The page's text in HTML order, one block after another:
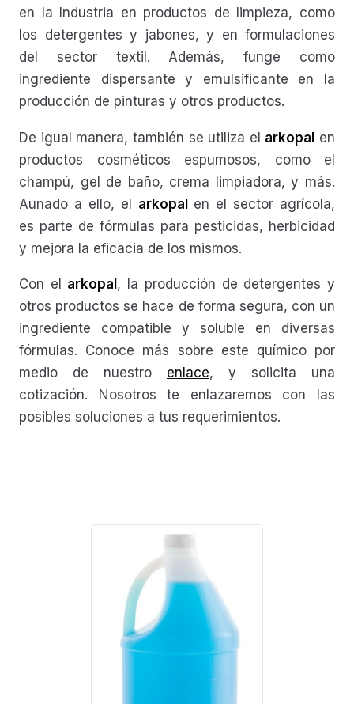
en la Industria en productos de limpieza, como
los detergentes y jabones, y en formulaciones
del sector textil. Además, funge como
ingrediente dispersante y emulsificante en la
producción de pinturas y otros productos.
De igual manera, también se utiliza el arkopal en
productos cosméticos espumosos, como el
champú, gel de baño, crema limpiadora, y más.
Aunado a ello, el arkopalen el sector agrícola,
es parte de fórmulas para pesticidas, herbicidad
y mejora la eficacia de los mismos.
Con el arkopal , la producción de detergentes y
otros productos se hace de forma segura, con un
ingrediente compatible y soluble en diversas
fórmulas. Conoce más sobre este químico por
medio de nuestro enlace, y solicita una
cotización. Nosotros te enlazaremos con las
posibles soluciones a tus requerimientos.